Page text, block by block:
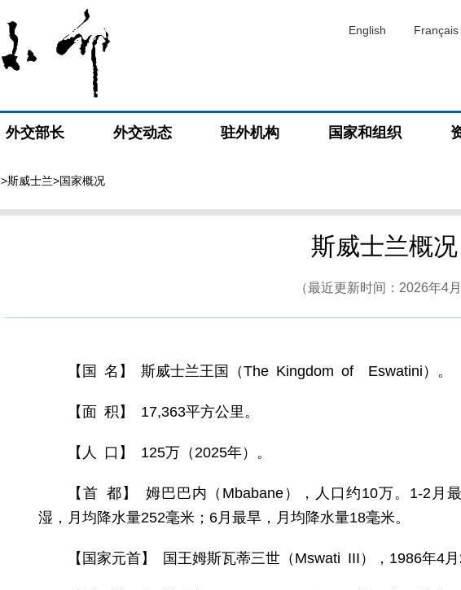
English Français
外交部长 外交动态 驻外机构 国家和组织
>斯威士兰>国家概况
斯威士兰概况
（最近更新时间：2026年4月
【国 名】 斯威士兰王国（The Kingdom of Eswatini）。
【面 积】 17,363平方公里。
【人 口】 125万（2025年）。
【首 都】 姆巴巴内（Mbabane），人口约10万。1-2
湿，月均降水量252毫米；6月最旱，月均降水量18毫米。
【国家元首】 国王姆斯瓦蒂三世（Mswati III），1986年4月